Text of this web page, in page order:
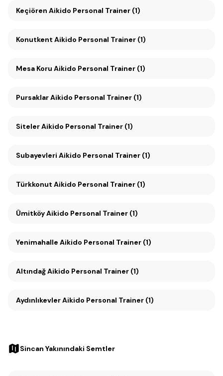
Keçiören Aikido Personal Trainer (1)
Konutkent Aikido Personal Trainer (1)
Mesa Koru Aikido Personal Trainer (1)
Pursaklar Aikido Personal Trainer (1)
Siteler Aikido Personal Trainer (1)
Subayevleri Aikido Personal Trainer (1)
Türkkonut Aikido Personal Trainer (1)
Ümitköy Aikido Personal Trainer (1)
Yenimahalle Aikido Personal Trainer (1)
Altındağ Aikido Personal Trainer (1)
Aydınlıkevler Aikido Personal Trainer (1)
Sincan Yakınındaki Semtler